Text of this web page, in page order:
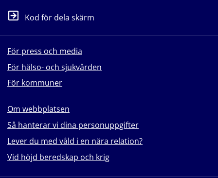
Kod för dela skärm
För press och media
För hälso- och sjukvården
För kommuner
Om webbplatsen
Så hanterar vi dina personuppgifter
Lever du med våld i en nära relation?
Vid höjd beredskap och krig